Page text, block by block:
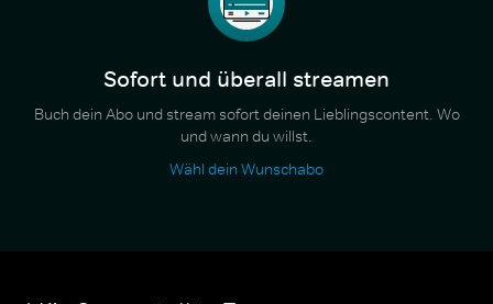
Sofort und überall streamen
Buch dein Abo und stream sofort deinen Lieblingscontent. Wo
und wann du willst.
Wähl dein Wunschabo